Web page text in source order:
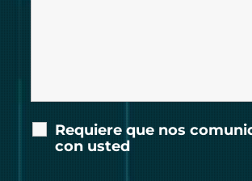
Requiere que nos
con usted